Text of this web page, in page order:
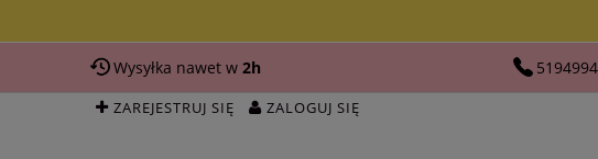
Wysyłka nawet w 2h
ZAREJESTRUJ SIĘ ZALOGUJ SIĘ